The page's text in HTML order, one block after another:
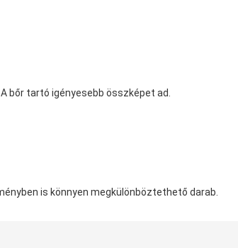
bőr tartó igényesebb összképet ad.
is könnyen megkülönböztethető darab.